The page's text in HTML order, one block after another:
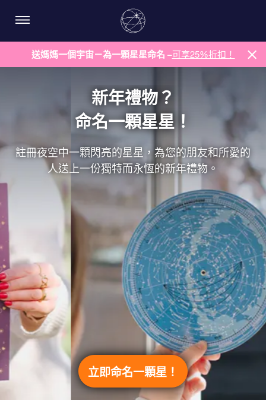
送媽媽一個宇宙－為一顆星星命名 –可享25%折扣！
新年禮物？
命名一顆星星！
註冊夜空中一顆閃亮的星星，為您的朋友和所愛的
人送上一份獨特而永恆的新年禮物。
立即命名一顆星！